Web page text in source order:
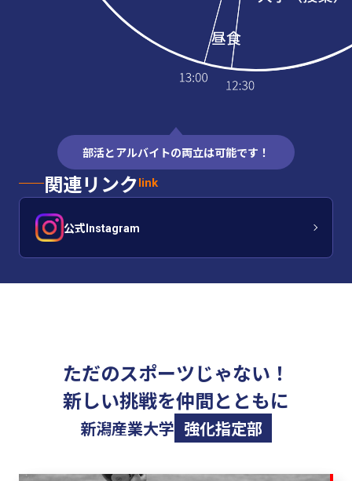
部活とアルバイトの両立は可能です！
関連リンク link
公式Instagram
ただのスポーツじゃない！
新しい挑戦を仲間とともに
新潟産業大学 強化指定部